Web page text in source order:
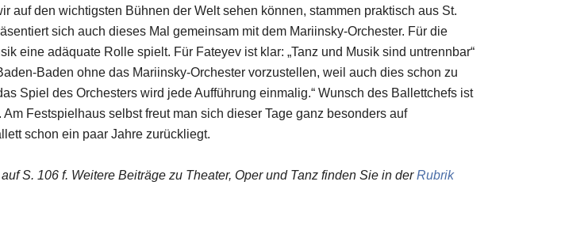
auf den wichtigsten Bühnen der Welt sehen können, stammen praktisch aus St.
sich auch dieses Mal gemeinsam mit dem Mariinsky-Orchester. Für die
eine adäquate Rolle spielt. Für Fateyev ist klar: „Tanz und Musik sind untrennbar“
Baden ohne das Mariinsky-Orchester vorzustellen, weil auch dies schon zu
Spiel des Orchesters wird jede Aufführung einmalig.“ Wunsch des Ballettchefs ist
Festspielhaus selbst freut man sich dieser Tage ganz besonders auf
dem Mariinsky-Ballett schon ein paar Jahre zurückliegt.
S. 106 f. Weitere Beiträge zu Theater, Oper und Tanz finden Sie in derRubrik